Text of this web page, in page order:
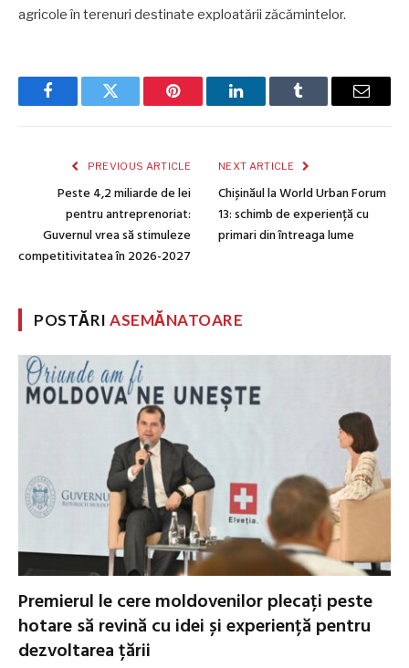
agricole în terenuri destinate exploatării zăcămintelor.
FacebookTwitter Pinterest LinkedInTumblr Email
PREVIOUS ARTICLE
Peste 4,2 miliarde de lei
pentru antreprenoriat:
Guvernul vrea să stimuleze
competitivitatea în 2026-2027
NEXT ARTICLE
Chișinăul la World Urban Forum
13: schimb de experiență cu
primari din întreaga lume
POSTĂRIASEMĂNATOARE
Premierul le cere moldovenilor plecați peste
hotare să revină cu idei și experiență pentru
dezvoltarea țării